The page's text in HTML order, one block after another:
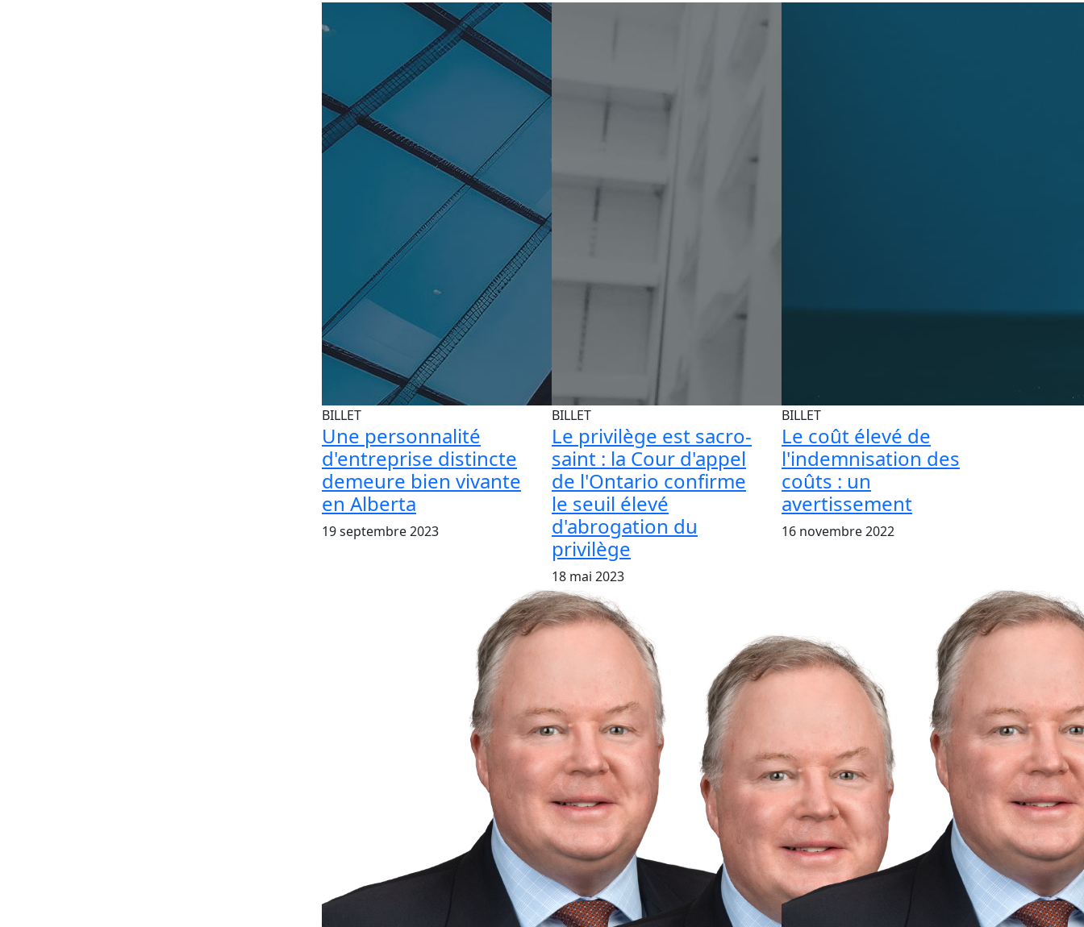
BILLET
Une personnalité
d'entreprise distincte
demeure bien vivante
en Alberta
19 septembre 2023
BILLET
Le privilège est sacro-
saint : la Cour d'appel
de l'Ontario confirme
le seuil élevé
d'abrogation du
privilège
18 mai 2023
BILLET
Le coût élevé de
l'indemnisation des
coûts : un
avertissement
16 novembre 2022